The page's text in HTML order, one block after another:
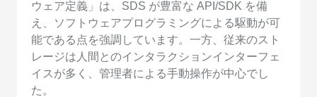
ウェア定義」は、SDS が豊富な API/SDK を備
え、ソフトウェアプログラミングによる駆動が可
能である点を強調しています。一方、従来のスト
レージは人間とのインタラクションインターフェ
イスが多く、管理者による手動操作が中心でし
た。